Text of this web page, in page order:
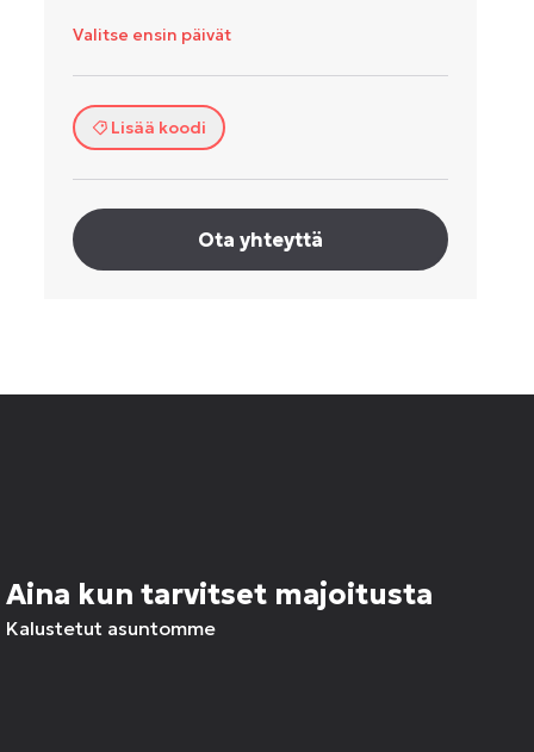
Valitse ensin päivät
Lisää koodi
Ota yhteyttä
Aina kun tarvitset majoitusta
Kalustetut asuntomme